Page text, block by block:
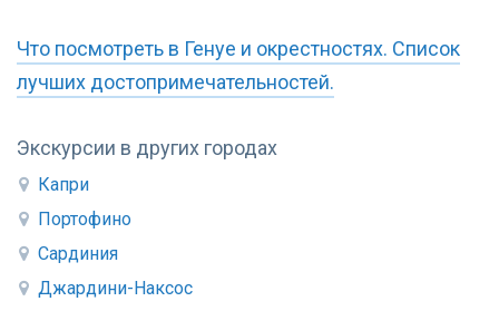
Экскурсии в других городах
Капри
Портофино
Сардиния
Джардини-Наксос
Что посмотреть в Генуе и окрестностях. Список
лучших достопримечательностей.